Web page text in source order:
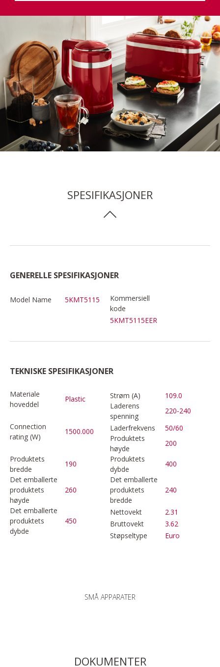
SPESIFIKASJONER
GENERELLE SPESIFIKASJONER
Model Name 5KMT5115
Kommersiell
kode
5KMT5115EER
TEKNISKE SPESIFIKASJONER
Materiale
hoveddel
Plastic Strøm (A)
109.0
Laderens
spenning
220-240
Connection
rating (W)
1500.000 Laderfrekvens
50/60
Produktets
høyde
200
Produktets
bredde
190
Produktets
dybde
400
Det emballerte
produktets
høyde
260
Det emballerte
produktets
bredde
240
Det emballerte
produktets
dybde
450
Nettovekt
2.31
Bruttovekt
3.62
Støpseltype
Euro
SMÅ APPARATER
DOKUMENTER